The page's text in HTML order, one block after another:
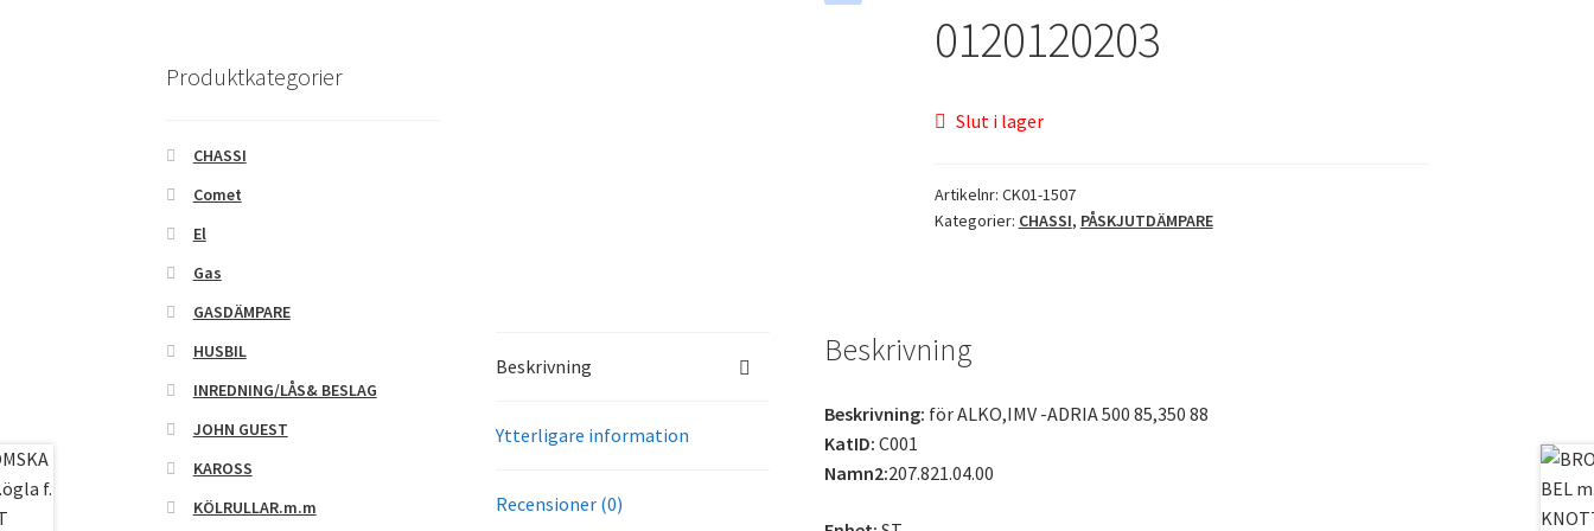
0120120203
Slut i lager
Artikelnr: CK01-1507
Kategorier: CHASSI, PÅSKJUTDÄMPARE
Beskrivning
Ytterligare information
Recensioner (0)
Beskrivning
Beskrivning: för ALKO,IMV -ADRIA 500 85,350 88
KatID: C001
Namn2:207.821.04.00
Produktkategorier
CHASSI
Comet
El
Gas
GASDÄMPARE
HUSBIL
INREDNING/LÅS& BESLAG
JOHN GUEST
KAROSS
KÖLRULLAR.m.m